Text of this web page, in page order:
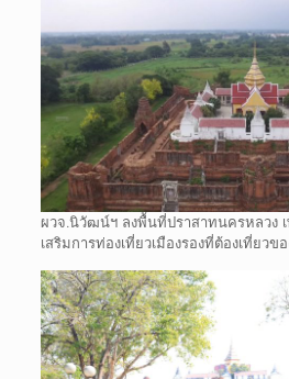
ผวจ.นิวัฒน์ฯ ลงพื้นที่ปราสาทนครหลวง
เสริมการท่องเที่ยวเมืองรองที่ต้องเที่ยว